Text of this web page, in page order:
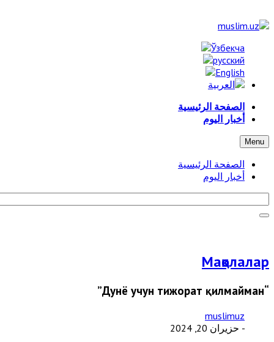
الصفحة الرئيسية
أخبار اليوم
Menu
الصفحة الرئيسية
أخبار اليوم
Мақолалар
“Дунё учун тижорат қилмайман”
muslimuz
- حزيران 20, 2024